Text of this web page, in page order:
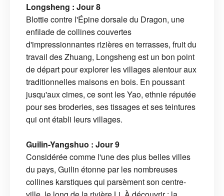
Longsheng : Jour 8
Blottie contre l'Épine dorsale du Dragon, une
enfilade de collines couvertes
d'impressionnantes rizières en terrasses, fruit du
travail des Zhuang, Longsheng est un bon point
de départ pour explorer les villages alentour aux
traditionnelles maisons en bois. En poussant
jusqu'aux cimes, ce sont les Yao, ethnie réputée
pour ses broderies, ses tissages et ses teintures
qui ont établi leurs villages.
Guilin-Yangshuo : Jour 9
Considérée comme l'une des plus belles villes
du pays, Guilin étonne par les nombreuses
collines karstiques qui parsèment son centre-